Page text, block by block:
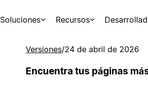
Soluciones Recursos
Versiones/24 de abril de 2026
Encuentra tus páginas